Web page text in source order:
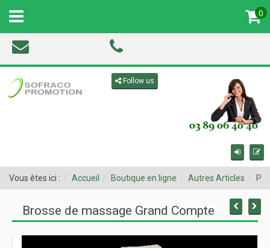
Follow us
0
MENU
Vous êtes ici : Accueil Boutique en ligne Autres Articles
Brosse de massage Grand Compte